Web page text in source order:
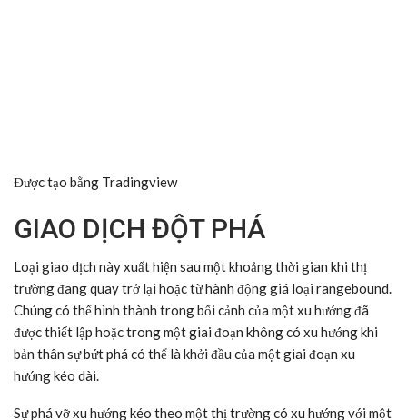
Được tạo bằng Tradingview
GIAO DỊCH ĐỘT PHÁ
Loại giao dịch này xuất hiện sau một khoảng thời gian khi thị
trường đang quay trở lại hoặc từ hành động giá loại rangebound.
Chúng có thể hình thành trong bối cảnh của một xu hướng đã
được thiết lập hoặc trong một giai đoạn không có xu hướng khi
bản thân sự bứt phá có thể là khởi đầu của một giai đoạn xu
hướng kéo dài.
Sự phá vỡ xu hướng kéo theo một thị trường có xu hướng với một